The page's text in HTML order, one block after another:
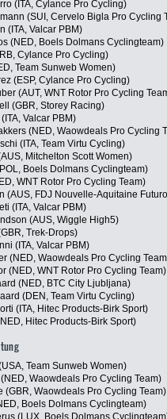
(ITA, Cylance Pro Cycling)
(SUI, Cervelo Bigla Pro Cycling
(ITA, Valcar PBM)
(NED, Boels Dolmans Cyclingteam)
Cylance Pro Cycling)
Team Sunweb Women)
(ESP, Cylance Pro Cycling)
(AUT, WNT Rotor Pro Cycling
(GBR, Storey Racing)
Valcar PBM)
(NED, Waowdeals Pro Cycling
(ITA, Team Virtu Cycling)
Mitchelton Scott Women)
Boels Dolmans Cyclingteam)
WNT Rotor Pro Cycling Team)
(AUS, FDJ Nouvelle-Aquitaine
(ITA, Valcar PBM)
(AUS, Wiggle High5)
Trek-Drops)
(ITA, Valcar PBM)
(NED, Waowdeals Pro Cycling
(NED, WNT Rotor Pro Cycling Team)
(NED, BTC City Ljubljana)
(DEN, Team Virtu Cycling)
(ITA, Hitec Products-Birk Sport)
Hitec Products-Birk Sport)
Team Sunweb Women)
Waowdeals Pro Cycling Team)
(GBR, Waowdeals Pro Cycling Team)
Boels Dolmans Cyclingteam)
(LUX, Boels Dolmans